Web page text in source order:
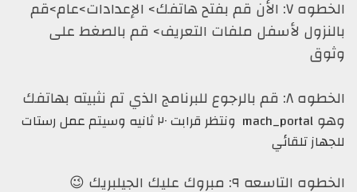
الخطوه ٧: الأن قم بفتح هاتفك> الإعدادات>عام>قم
لأسفل ملفات التعريف> قم بالصغط على
الخطوه ٨: قم بالرجوع للبرنامج الذي تم نثبيته بهاتفك
mach_portal ونتظر قرابت ٢٠ ثانيه وسيتم عمل رستات
تلقائي
٩: مبروك عليك الجيلبريك 😉